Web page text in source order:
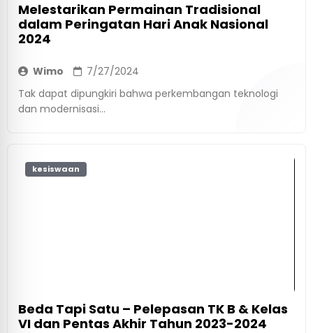
Melestarikan Permainan Tradisional
dalam Peringatan Hari Anak Nasional
2024
Wimo
7/27/2024
Tak dapat dipungkiri bahwa perkembangan teknologi
dan modernisasi...
kesiswaan
Beda Tapi Satu – Pelepasan TK B & Kelas
VI dan Pentas Akhir Tahun 2023-2024